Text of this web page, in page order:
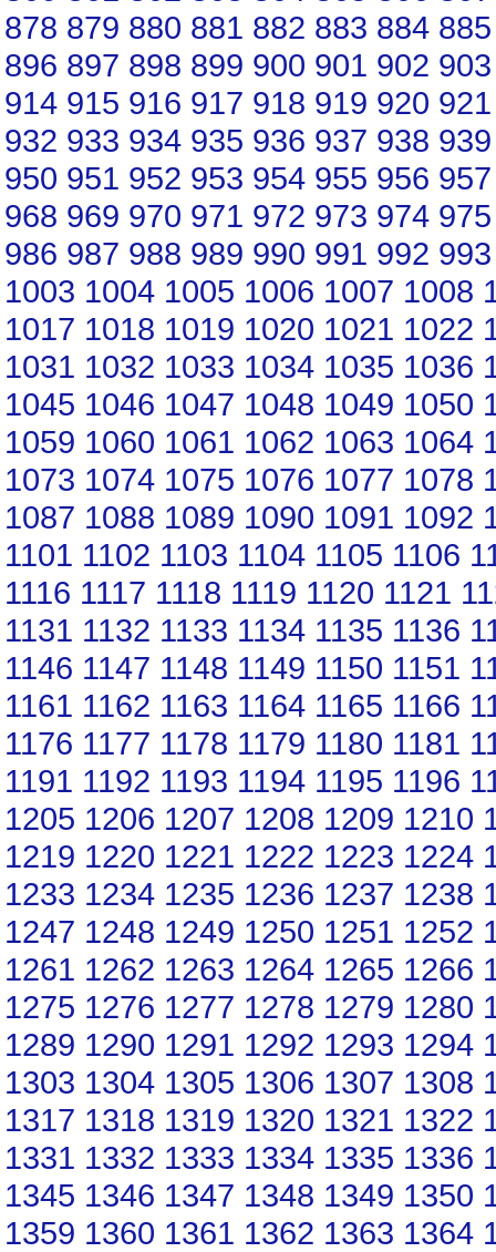
878 879 880 881 882 883 884 885
896 897 898 899 900 901 902 903
914 915 916 917 918 919 920 921
932 933 934 935 936 937 938 939
950 951 952 953 954 955 956 957
968 969 970 971 972 973 974 975
986 987 988 989 990 991 992 993
1003 1004 1005 1006 1007 1008
1017 1018 1019 1020 1021 1022
1031 1032 1033 1034 1035 1036
1045 1046 1047 1048 1049 1050
1059 1060 1061 1062 1063 1064
1073 1074 1075 1076 1077 1078
1087 1088 1089 1090 1091 1092
1101 1102 1103 1104 1105 1106
1116 1117 1118 1119 1120 1121
1131 1132 1133 1134 1135 1136
1146 1147 1148 1149 1150 1151
1161 1162 1163 1164 1165 1166
1176 1177 1178 1179 1180 1181
1191 1192 1193 1194 1195 1196
1205 1206 1207 1208 1209 1210
1219 1220 1221 1222 1223 1224
1233 1234 1235 1236 1237 1238
1247 1248 1249 1250 1251 1252
1261 1262 1263 1264 1265 1266
1275 1276 1277 1278 1279 1280
1289 1290 1291 1292 1293 1294
1303 1304 1305 1306 1307 1308
1317 1318 1319 1320 1321 1322
1331 1332 1333 1334 1335 1336
1345 1346 1347 1348 1349 1350
1359 1360 1361 1362 1363 1364